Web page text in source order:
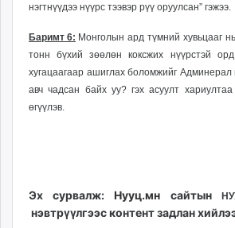
нэгтнүүдээ нүүрс тээвэр рүү оруулсан” гэжээ.
Баримт 6: Монголын ард түмний хувьцааг
тонн бүхий зөөлөн коксжих нүүрстэй
хугацаагаар ашиглах боломжийг
авч чадсан байх уу? гэх асуулт
өгүүлэв.
Эх сурвалж: Нууц.мн сайтын
нэвтрүүлгээс контент задлан